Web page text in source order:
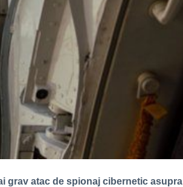
grav atac de spionaj cibernetic asupra